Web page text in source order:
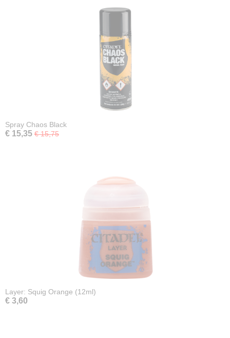
Spray Chaos Black
€ 15,35 € 15,75
Layer: Squig Orange (12ml)
€ 3,60